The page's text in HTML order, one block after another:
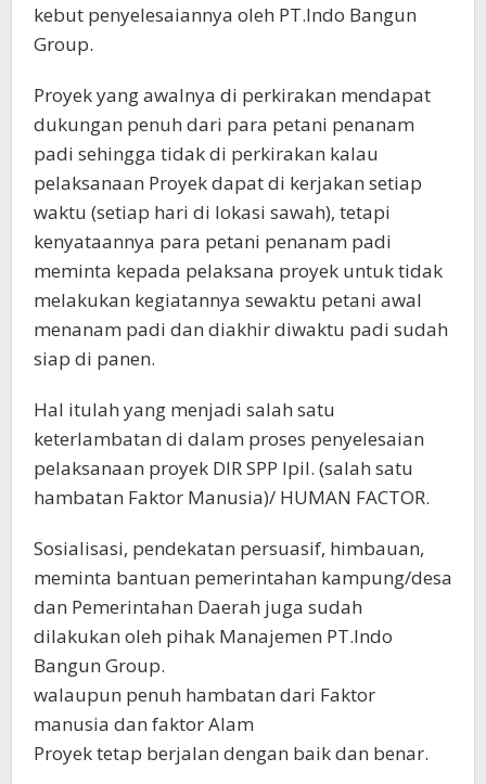
kebut penyelesaiannya oleh PT.Indo Bangun
Group.
Proyek yang awalnya di perkirakan mendapat
dukungan penuh dari para petani penanam
padi sehingga tidak di perkirakan kalau
pelaksanaan Proyek dapat di kerjakan setiap
waktu (setiap hari di lokasi sawah), tetapi
kenyataannya para petani penanam padi
meminta kepada pelaksana proyek untuk tidak
melakukan kegiatannya sewaktu petani awal
menanam padi dan diakhir diwaktu padi sudah
siap di panen.
Hal itulah yang menjadi salah satu
keterlambatan di dalam proses penyelesaian
pelaksanaan proyek DIR SPP Ipil. (salah satu
hambatan Faktor Manusia)/ HUMAN FACTOR.
Sosialisasi, pendekatan persuasif, himbauan,
meminta bantuan pemerintahan kampung/desa
dan Pemerintahan Daerah juga sudah
dilakukan oleh pihak Manajemen PT.Indo
Bangun Group.
walaupun penuh hambatan dari Faktor
manusia dan faktor Alam
Proyek tetap berjalan dengan baik dan benar.